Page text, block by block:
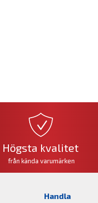
Högsta kvalitet
från kända varumärken
Handla